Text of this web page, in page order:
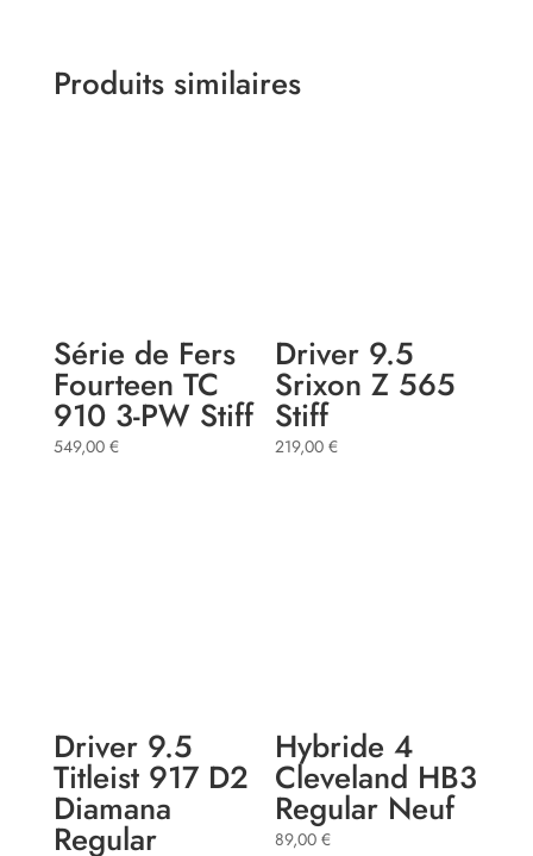
Produits similaires
Série de Fers
Fourteen TC
910 3-PW Stiff
549,00 €
Driver 9.5
Srixon Z 565
Stiff
219,00€
Driver 9.5
Titleist 917 D2
Diamana
Regular
Hybride 4
Cleveland HB3
Regular Neuf
89,00€